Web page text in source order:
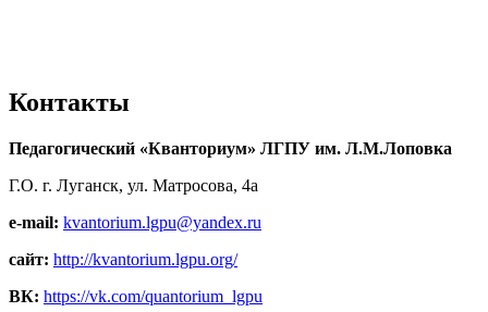
Контакты
Педагогический «Кванториум» ЛГПУ им. Л.М.Лоповка
Г.О. г. Луганск, ул. Матросова, 4а
e-mail: kvantorium.lgpu@yandex.ru
сайт: http://kvantorium.lgpu.org/
ВК: https://vk.com/quantorium_lgpu